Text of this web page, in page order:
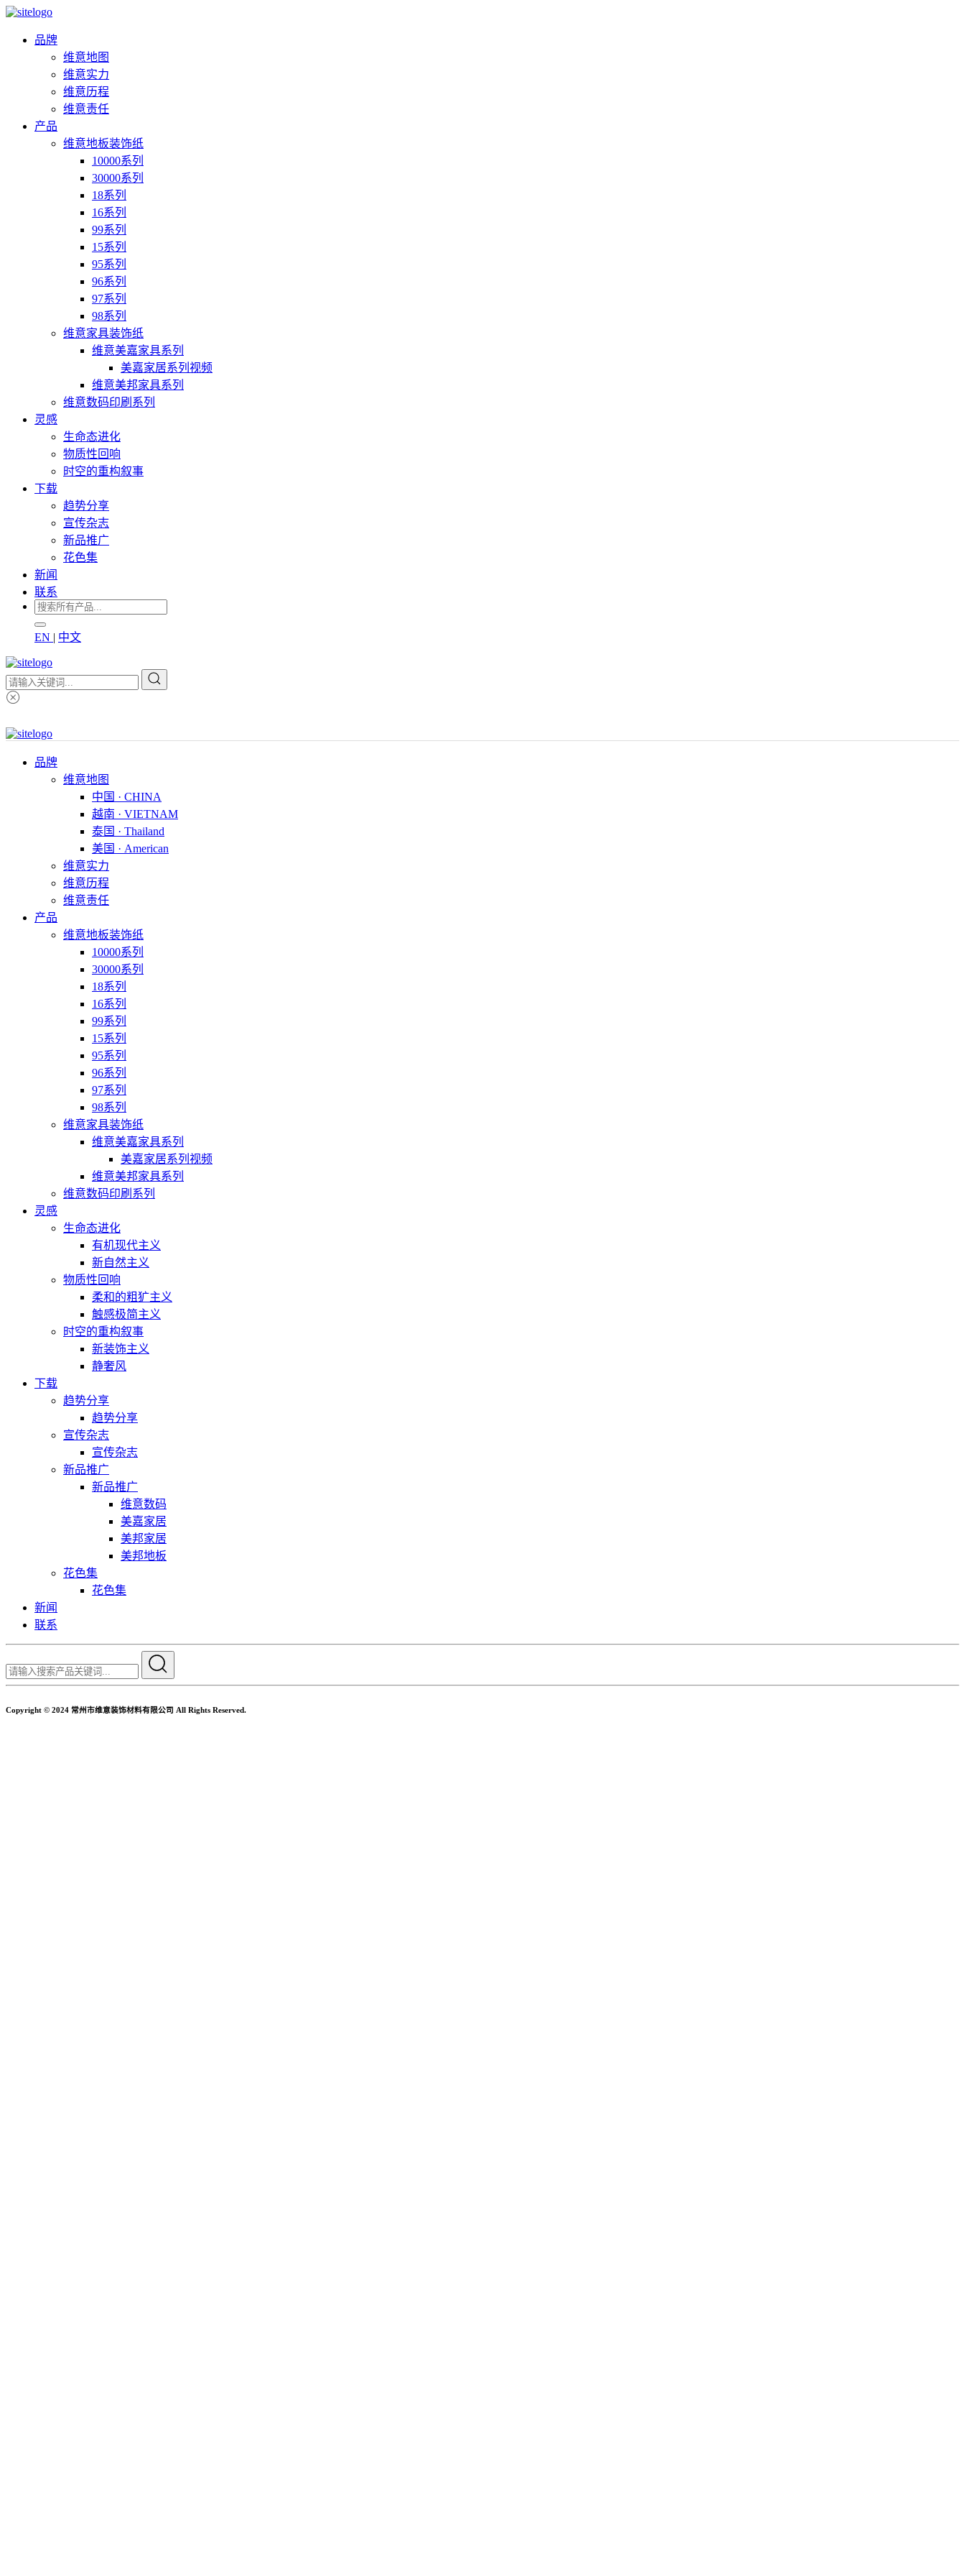
品牌
维意地图
维意实力
维意历程
维意责任
产品
维意地板装饰纸
10000系列
30000系列
18系列
16系列
99系列
15系列
95系列
96系列
97系列
98系列
维意家具装饰纸
维意美嘉家具系列
美嘉家居系列视频
维意美邦家具系列
维意数码印刷系列
灵感
生命态进化
物质性回响
时空的重构叙事
下载
趋势分享
宣传杂志
新品推广
花色集
新闻
联系
EN | 中文
品牌
维意地图
中国 · CHINA
越南 · VIETNAM
泰国 · Thailand
美国 · American
维意实力
维意历程
维意责任
产品
维意地板装饰纸
10000系列
30000系列
18系列
16系列
99系列
15系列
95系列
96系列
97系列
98系列
维意家具装饰纸
维意美嘉家具系列
美嘉家居系列视频
维意美邦家具系列
维意数码印刷系列
灵感
生命态进化
有机现代主义
新自然主义
物质性回响
柔和的粗犷主义
触感极简主义
时空的重构叙事
新装饰主义
静奢风
下载
趋势分享
趋势分享
宣传杂志
宣传杂志
新品推广
新品推广
维意数码
美嘉家居
美邦家居
美邦地板
花色集
花色集
新闻
联系
Copyright © 2024 常州市维意装饰材料有限公司 All Rights Reserved.